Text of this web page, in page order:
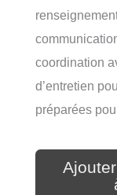
coordination
d’entretien
préparées